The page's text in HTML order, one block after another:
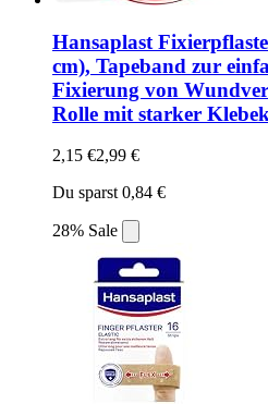
Hansaplast
cm), Tapeband zur
Fixierung von
Rolle mit starker
2,15 €2,99 €
Du sparst 0,84 €
28% Sale